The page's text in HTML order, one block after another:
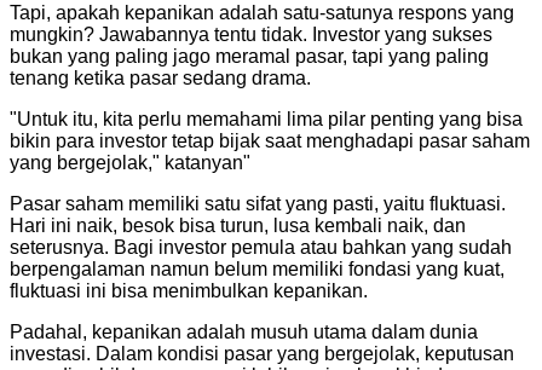
Tapi, apakah kepanikan adalah satu-satunya respons yang
mungkin? Jawabannya tentu tidak. Investor yang sukses
bukan yang paling jago meramal pasar, tapi yang paling
tenang ketika pasar sedang drama.
"Untuk itu, kita perlu memahami lima pilar penting yang bisa
bikin para investor tetap bijak saat menghadapi pasar saham
yang bergejolak," katanyan"
Pasar saham memiliki satu sifat yang pasti, yaitu fluktuasi.
Hari ini naik, besok bisa turun, lusa kembali naik, dan
seterusnya. Bagi investor pemula atau bahkan yang sudah
berpengalaman namun belum memiliki fondasi yang kuat,
fluktuasi ini bisa menimbulkan kepanikan.
Padahal, kepanikan adalah musuh utama dalam dunia
investasi. Dalam kondisi pasar yang bergejolak, keputusan